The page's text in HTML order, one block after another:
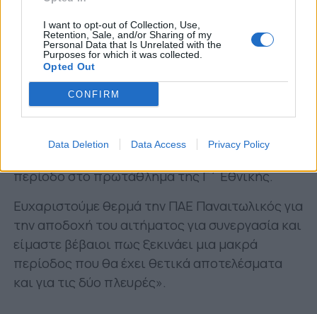
I want to opt-out of Collection, Use,
Retention, Sale, and/or Sharing of my
Personal Data that Is Unrelated with the
Purposes for which it was collected.
Opted Out
CONFIRM
Data Deletion Data Access Privacy Policy
ευρύτερη περιοχή όσο και από όλη την Ελλάδα,
τους οποίους θα έχουν την ευκαιρία να
παρακολουθήσουν από κοντά οι Αγρινιώτες
φίλαθλοι.
Με αυτή την ευκαιρία θέλουμε να απευθύνουμε
κάλεσμα στο φίλαθλο κόσμο να στηρίξει την
περίοδο στο πρωτάθλημα της Γ΄ Εθνικής.
Ευχαριστούμε θερμά την ΠΑΕ Παναιτωλικός για
την αποδοχή του αιτήματος για συνεργασία και
είμαστε βέβαιοι πως ξεκινάει μια μακρά
περίοδος που θα έχει θετικά αποτελέσματα
και για τις δύο πλευρές».